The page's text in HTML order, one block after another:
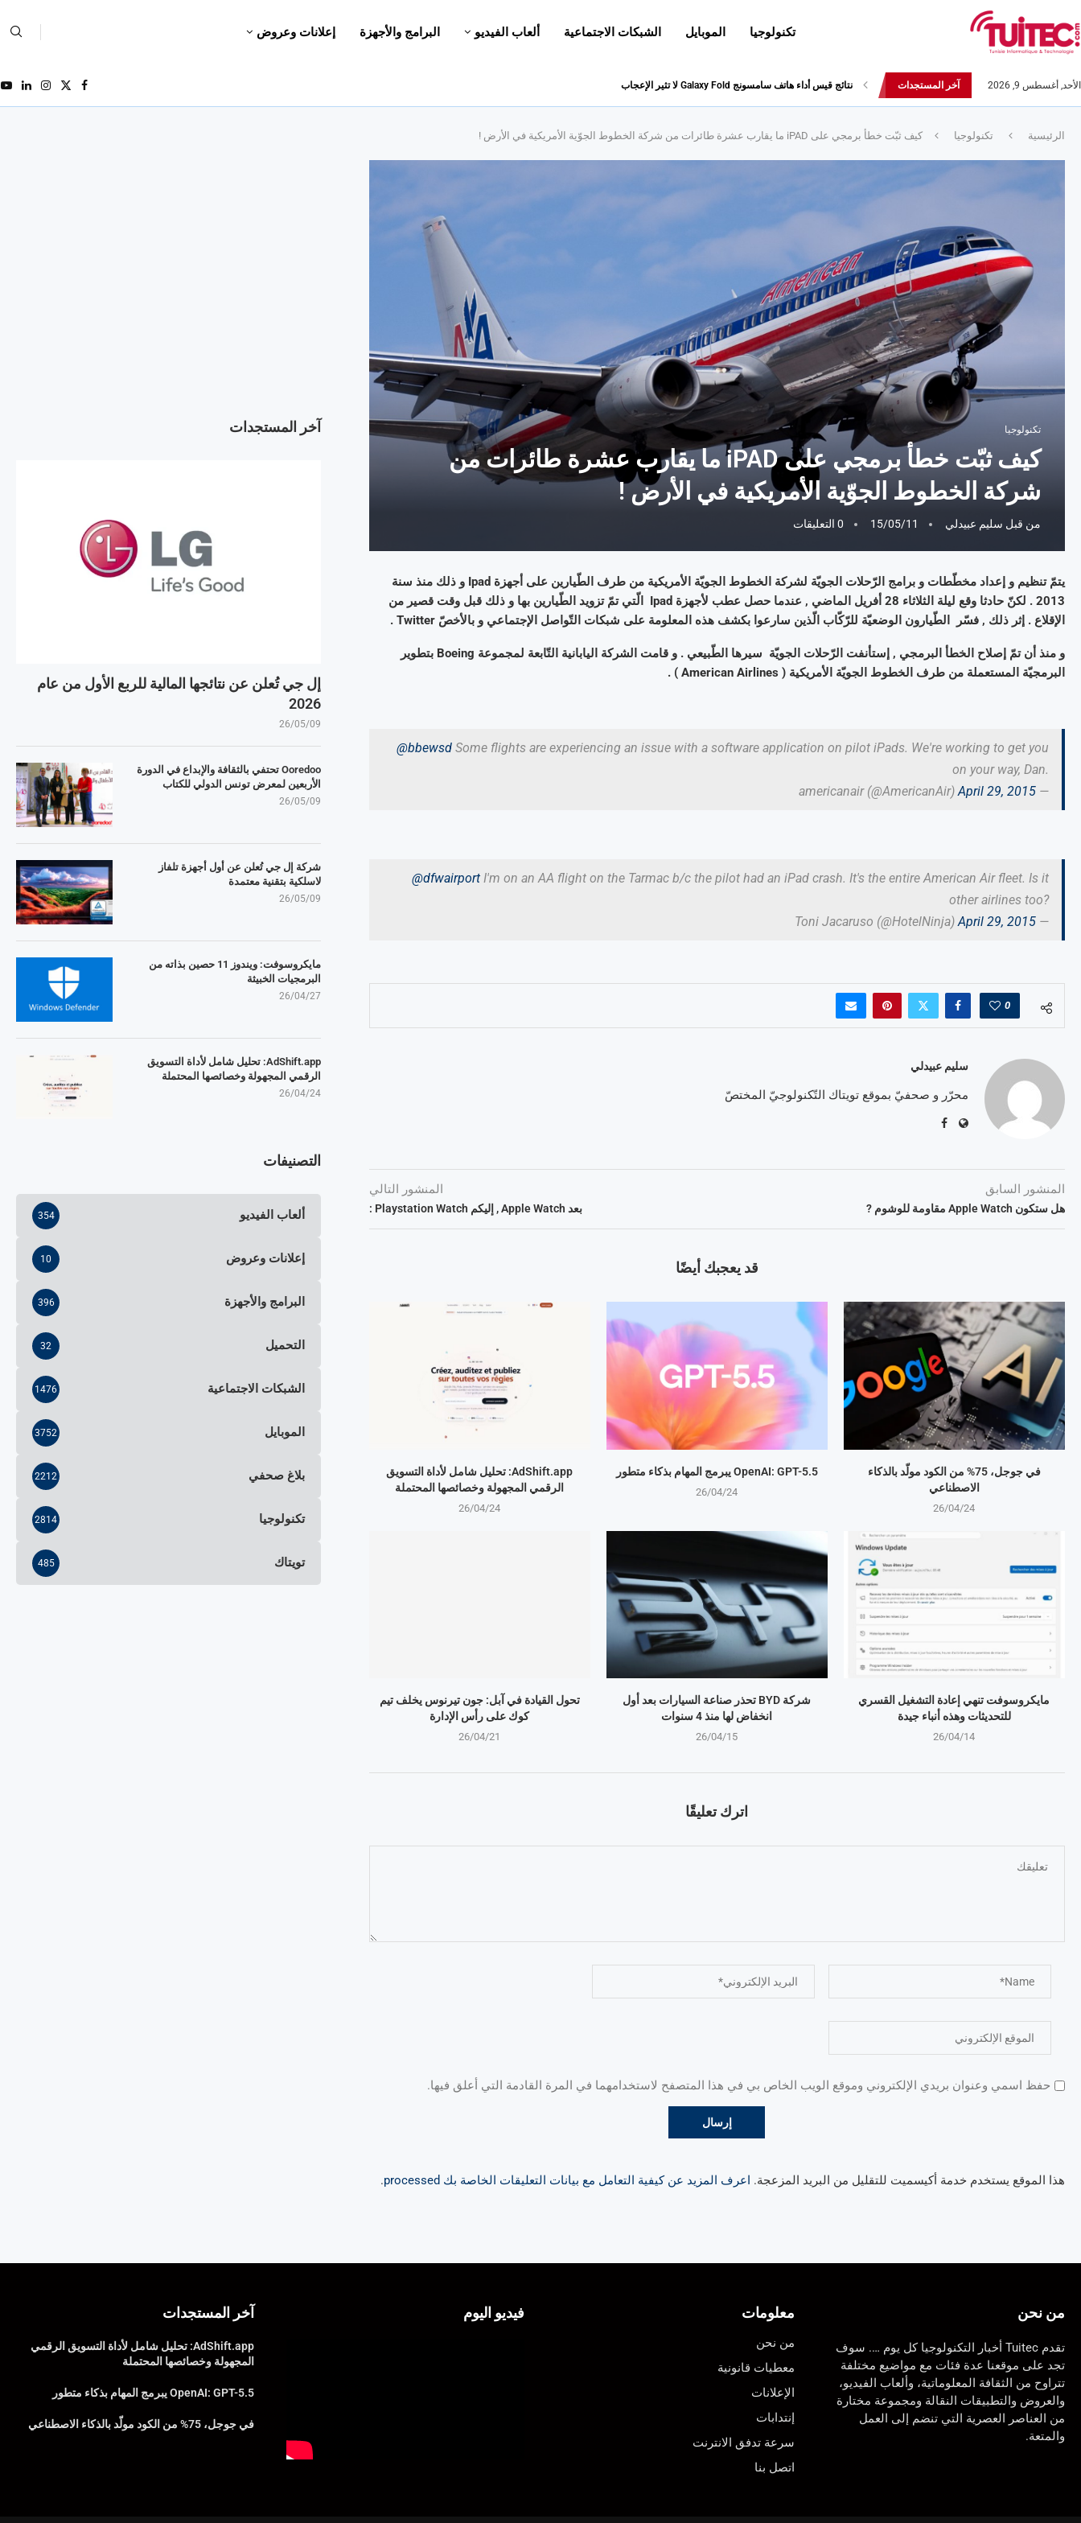
تكنولوجيا الموبايل الشبكات الاجتماعية ألعاب الفيديو البرامج والأجهزة إعلانات وعروض
الأحد, أغسطس 9, 2026 آخر المستجدات أحدث إصدارات هواوي: هاتف “nova 8 SE” ينطلق رسميا مع أربع...
الرئيسية تكنولوجيا كيف ثبّت خطأ برمجي على iPAD ما يقارب عشرة طائرات من شركة الخطوط الجوّية الأمريكية في الأرض !
تكنولوجيا
كيف ثبّت خطأ برمجي على iPAD ما يقارب عشرة طائرات من
شركة الخطوط الجوّية الأمريكية في الأرض !
من قبل سليم عبيدلي 15/05/11 0 التعليقات
يتمّ تنظيم و إعداد مخطّطات و برامج الرّحلات الجويّة لشركة الخطوط الجويّة الأمريكية من طرف الطّيارين على أجهزة Ipad و ذلك منذ سنة
2013 . لكنّ حادثا وقع ليلة الثلاثاء 28 أفريل الماضي , عندما حصل عطب لأجهزة Ipad الّتي تمّ تزويد الطّيارين بها و ذلك قبل وقت قصير من
الإقلاع . إثر ذلك , فسّر الطّيارون الوضعيّة للرّكّاب الّذين سارعوا بكشف هذه المعلومة على شبكات التّواصل الإجتماعي و بالأخصّ Twitter .
و منذ أن تمّ إصلاح الخطأ البرمجي , إستأنفت الرّحلات الجويّة سيرها الطّبيعي . و قامت الشركة اليابانية التّابعة لمجموعة Boeing بتطوير
البرمجيّة المستعملة من طرف الخطوط الجويّة الأمريكية ( American Airlines ) .
@bbewsd Some flights are experiencing an issue with a software application on pilot iPads. We're working to get you
on your way, Dan.
— americanair (@AmericanAir)
April 29, 2015
@dfwairport I'm on an AA flight on the Tarmac b/c the pilot had an iPad crash. It's the entire American Air fleet. Is it
other airlines too?
— Toni Jacaruso (@HotelNinja)
April 29, 2015
0
سليم عبيدلي
محرّر و صحفيّ بموقع تويتاك التّكنولوجيّ المختصّ
المنشور السابق
هل ستكون Apple Watch مقاومة للوشوم ?
المنشور التالي
بعد Apple Watch , إليكم Playstation Watch :
قد يعجبك أيضًا
AdShift.app: تحليل شامل لأداة التسويق
الرقمي المجهولة وخصائصها المحتملة
26/04/24
OpenAI: GPT-5.5 يبرمج المهام بذكاء متطور
26/04/24
في جوجل، 75% من الكود مولّد بالذكاء
الاصطناعي
26/04/24
تحول القيادة في آبل: جون تيرنوس يخلف تيم
كوك على رأس الإدارة
26/04/21
شركة BYD تحذر صناعة السيارات بعد أول
انخفاض لها منذ 4 سنوات
26/04/15
مايكروسوفت تنهي إعادة التشغيل القسري
للتحديثات وهذه أنباء جيدة
26/04/14
اترك تعليقًا
حفظ اسمي وعنوان بريدي الإلكتروني وموقع الويب الخاص بي في هذا المتصفح لاستخدامهما في المرة القادمة التي أعلق فيها.
هذا الموقع يستخدم خدمة أكيسميت للتقليل من البريد المزعجة. اعرف المزيد عن كيفية التعامل مع بيانات التعليقات الخاصة بك processed .
آخر المستجدات
إل جي تُعلن عن نتائجها المالية للربع الأول من عام
2026
26/05/09
Ooredoo تحتفي بالثقافة والإبداع في الدورة
الأربعين لمعرض تونس الدولي للكتاب
26/05/09
شركة إل جي تُعلن عن أول أجهزة تلفاز
لاسلكية بتقنية معتمدة
26/05/09
مايكروسوفت: ويندوز 11 حصين بذاته من
البرمجيات الخبيثة
26/04/27
AdShift.app: تحليل شامل لأداة التسويق
الرقمي المجهولة وخصائصها المحتملة
26/04/24
التصنيفات
ألعاب الفيديو 354
إعلانات وعروض 10
البرامج والأجهزة 396
التحميل 32
الشبكات الاجتماعية 1476
الموبايل 3752
بلاغ صحفي 2212
تكنولوجيا 2814
تويتاك 485
من نحن
تقدم Tuitec أخبار التكنولوجيا كل يوم …. سوف
تجد على موقعنا عدة فئات مع مواضيع مختلفة
تتراوح من الثقافة المعلوماتية، وألعاب الفيديو،
والعروض والتطبيقات النقالة ومجموعة مختارة
من العناصر العصرية التي تنضم إلى العمل
والمتعة.
معلومات
من نحن
معطيات قانونية
الإعلانات
إنتدابات
سرعة تدفق الانترنت
اتصل بنا
فيديو اليوم آخر المستجدات
AdShift.app: تحليل شامل لأداة التسويق الرقمي
المجهولة وخصائصها المحتملة
OpenAI: GPT-5.5 يبرمج المهام بذكاء متطور
في جوجل، 75% من الكود مولّد بالذكاء الاصطناعي